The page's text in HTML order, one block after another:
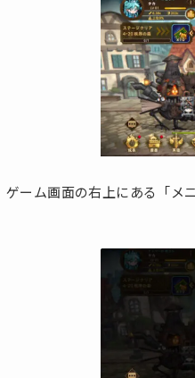
ゲーム画面の右上にある「メ